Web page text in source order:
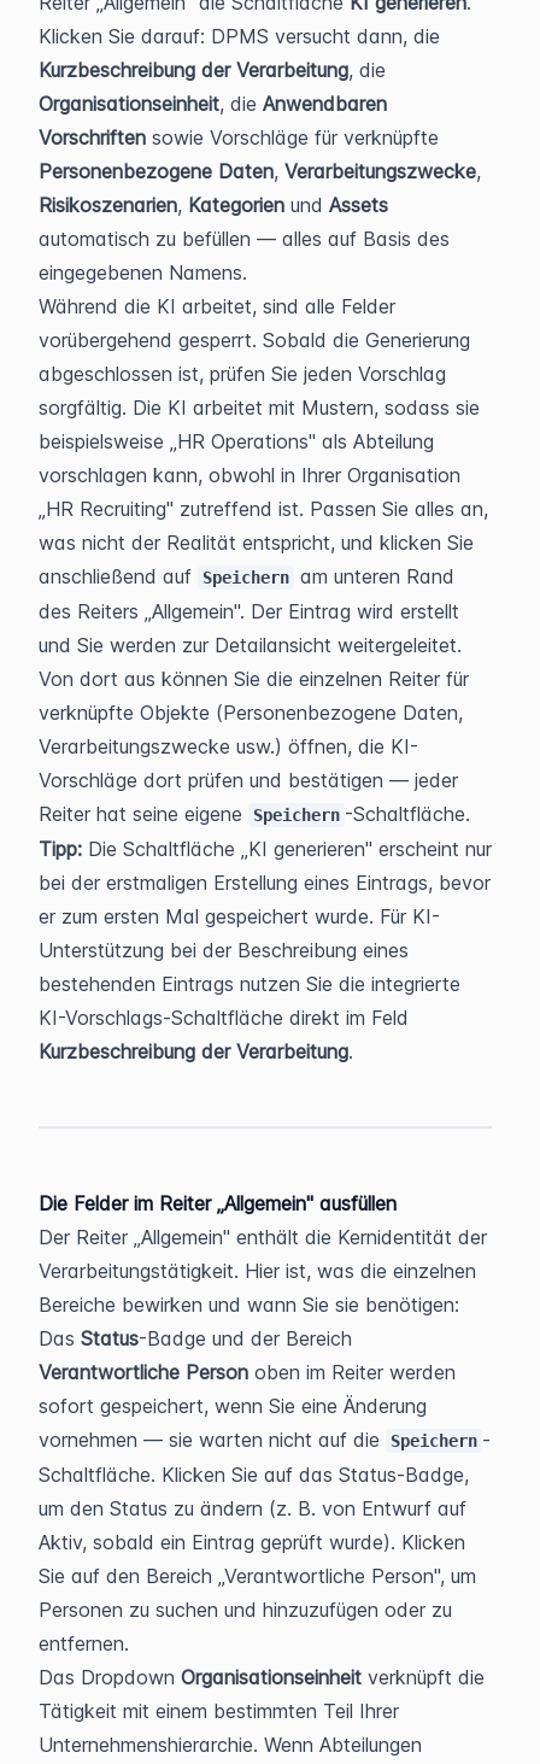
Kurzbeschreibung der Verarbeitung
Organisationseinheit, die Anwendbaren
Vorschriften
Personenbezogene Daten, Verarbeitungszwecke
Risikoszenarien, Kategorien und Assets
automatisch zu befüllen — alles auf Basis des
eingegebenen Namens.
Während die KI arbeitet, sind alle Felder
vorübergehend gesperrt. Sobald die Generierung
abgeschlossen ist, prüfen Sie jeden Vorschlag
sorgfältig. Die KI arbeitet mit Mustern, sodass sie
beispielsweise „HR Operations" als Abteilung
vorschlagen kann, obwohl in Ihrer Organisation
„HR Recruiting" zutreffend ist. Passen Sie alles an,
was nicht der Realität entspricht, und klicken Sie
anschließend auf
Speichern am unteren Rand
des Reiters „Allgemein". Der Eintrag wird erstellt
und Sie werden zur Detailansicht weitergeleitet.
Von dort aus können Sie die einzelnen Reiter für
verknüpfte Objekte (Personenbezogene Daten,
Verarbeitungszwecke usw.) öffnen, die KI-
Vorschläge dort prüfen und bestätigen — jeder
Reiter hat seine eigene
Speichern -Schaltfläche.
Tipp: Die Schaltfläche „KI generieren" erscheint nur
bei der erstmaligen Erstellung eines Eintrags, bevor
er zum ersten Mal gespeichert wurde. Für KI-
Unterstützung bei der Beschreibung eines
bestehenden Eintrags nutzen Sie die integrierte
Kurzbeschreibung der Verarbeitung.
Die Felder im Reiter „Allgemein" ausfüllen
Der Reiter „Allgemein" enthält die Kernidentität der
Verarbeitungstätigkeit. Hier ist, was die einzelnen
Bereiche bewirken und wann Sie sie benötigen:
Das Status
Verantwortliche Person oben im Reiter werden
sofort gespeichert, wenn Sie eine Änderung
vornehmen — sie warten nicht auf die
Speichern -
Schaltfläche. Klicken Sie auf das Status-Badge,
um den Status zu ändern (z. B. von Entwurf auf
Aktiv, sobald ein Eintrag geprüft wurde). Klicken
Sie auf den Bereich „Verantwortliche Person", um
Personen zu suchen und hinzuzufügen oder zu
entfernen.
Das Dropdown Organisationseinheit verknüpft die
Tätigkeit mit einem bestimmten Teil Ihrer
Unternehmenshierarchie. Wenn Abteilungen